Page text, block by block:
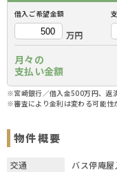
借入ご希望金額
万円
月々の
支払い金額
※宮崎銀行／借入金500万円、返
※審査により金利は変わる可能性
物件概要
交通
バス停庵屋